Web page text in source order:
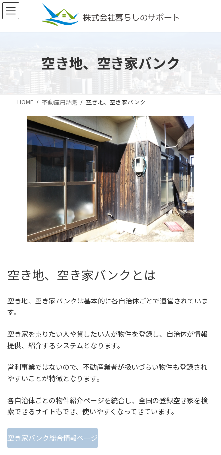
コ
ン
ン
ナ
ビ
ー
空き地、空き家バンク
HOME 不動産用語集 空き地、空き家バンク
空き地、空き家バンクとは
空き地、空き家バンクは基本的に各自治体ごとで運営されていま
す。
空き家を売りたい人や貸したい人が物件を登録し、自治体が情報
提供、紹介するシステムとなります。
営利事業ではないので、不動産業者が扱いづらい物件も登録され
やすいことが特徴となります。
各自治体ごとの物件紹介ページを統合し、全国の登録空き家を検
索できるサイトもでき、使いやすくなってきています。
空き家バンク総合情報ページ